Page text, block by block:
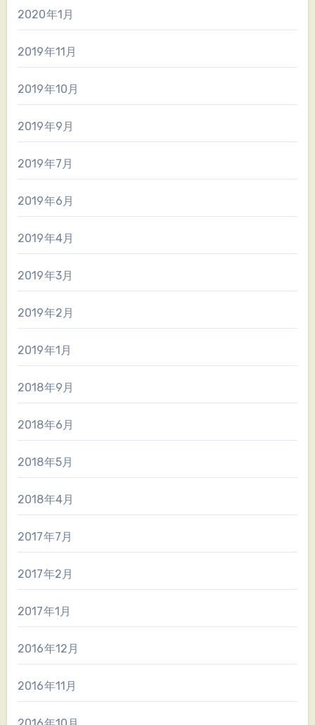
2020年1月
2019年11月
2019年10月
2019年9月
2019年7月
2019年6月
2019年4月
2019年3月
2019年2月
2019年1月
2018年9月
2018年6月
2018年5月
2018年4月
2017年7月
2017年2月
2017年1月
2016年12月
2016年11月